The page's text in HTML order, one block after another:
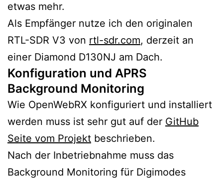
etwas mehr.
Als Empfänger nutze ich den originalen
RTL-SDR V3 von rtl-sdr.com, derzeit an
einer Diamond D130NJ am Dach.
Konfiguration und APRS
Background Monitoring
Wie OpenWebRX konfiguriert und installiert
werden muss ist sehr gut auf der GitHub
Seite vom Projekt beschrieben.
Nach der Inbetriebnahme muss das
Background Monitoring für Digimodes